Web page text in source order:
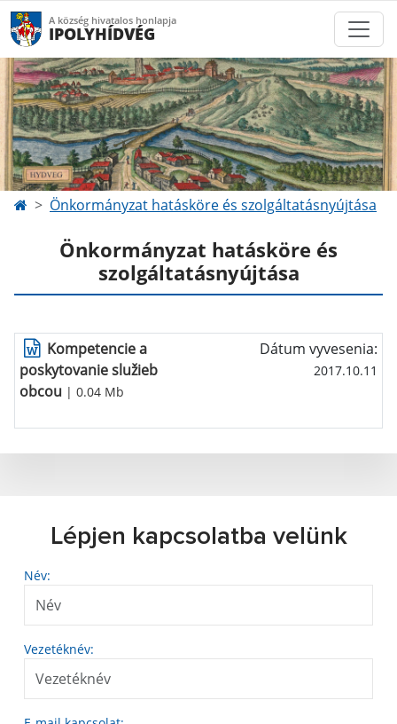
A község hivatalos honlapja
IPOLYHÍDVÉG
Önkormányzat hatásköre és szolgáltatásnyújtása
Önkormányzat hatásköre és
szolgáltatásnyújtása
Kompetencie a
poskytovanie služieb
obcou | 0.04 Mb
Dátum vyvesenia:
2017.10.11
Lépjen kapcsolatba velünk
Név:
Vezetéknév: